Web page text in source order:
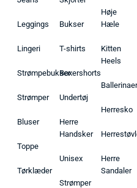
Leggings
Lingeri
Strømpebukser
Strømper
Bluser
Toppe
Tørklæder
Bukser
T-shirts
Boxershorts
Undertøj
Herre
Handsker
Unisex
Strømper
Høje
Hæle
Kitten
Heels
Herresko
Herre
Sandaler